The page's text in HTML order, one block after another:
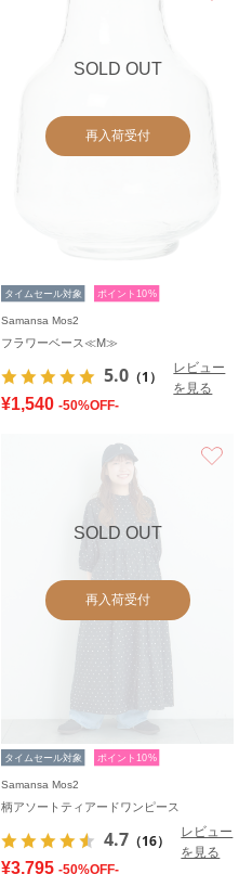
SOLD OUT
再入荷受付
タイムセール対象 ポイント10%
Samansa Mos2
フラワーベース≪M≫
5.0 （1）
レビュー
を見る
¥1,540 -50%OFF-
SOLD OUT
再入荷受付
タイムセール対象 ポイント10%
Samansa Mos2
柄アソートティアードワンピース
4.7 （16）
レビュー
を見る
¥3,795 -50%OFF-